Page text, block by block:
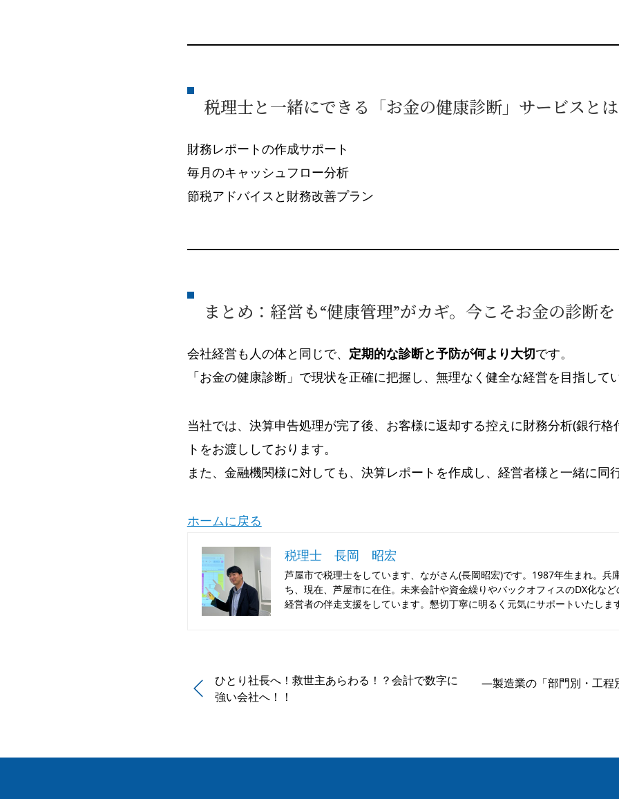
税理士と一緒にできる「お金の健康診断」サービスと
財務レポートの作成サポート
毎月のキャッシュフロー分析
節税アドバイスと財務改善プラン
まとめ：経営も“健康管理”がカギ。今こそお金の診断を
会社経営も人の体と同じで、 定期的な診断と予防が何より大切です。
「お金の健康診断」で現状を正確に把握し、無理なく健全な経営を目指して
当社では、決算申告処理が完了後、お客様に返却する控えに財務分析(銀行格
トをお渡ししております。
また、金融機関様に対しても、決算レポートを作成し、経営者様と一緒に同
ホームに戻る
税理士 長岡 昭宏
芦屋市で税理士をしています、ながさん(長岡昭宏)です。1987年生まれ。兵
ち、現在、芦屋市に在住。未来会計や資金繰りやバックオフィスのDX化な
経営者の伴走支援をしています。懇切丁寧に明るく元気にサポートいたしま
ひとり社長へ！救世主あらわる！？会計で数字に
強い会社へ！！
―製造業の「部門別・工